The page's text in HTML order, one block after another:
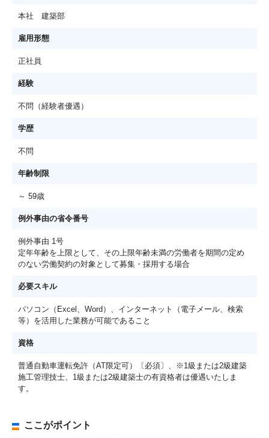
本社 建築部
雇用形態
正社員
経験
不問（経験者優遇）
学歴
不問
年齢制限
～ 59歳
例外事由の省令番号
例外事由 1号
定年年齢を上限として、その上限年齢未満の労働者を期間の定め
のない労働契約の対象として募集・採用する場合
必要スキル
パソコン（Excel、Word）、インターネット（電子メール、検索
等）を活用した業務が可能であること
資格
普通自動車運転免許（AT限定可）〔必須〕、※1級または2級建築
施工管理技士、1級または2級建築士の有資格者は優遇いたしま
す。
ここがポイント